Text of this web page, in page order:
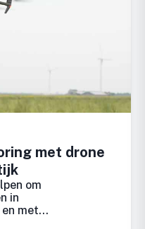
met drone
om
in
en met…